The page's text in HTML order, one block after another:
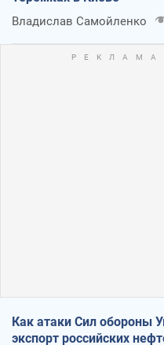
Владислав Самойленко
Как атаки Сил обороны
экспорт российских